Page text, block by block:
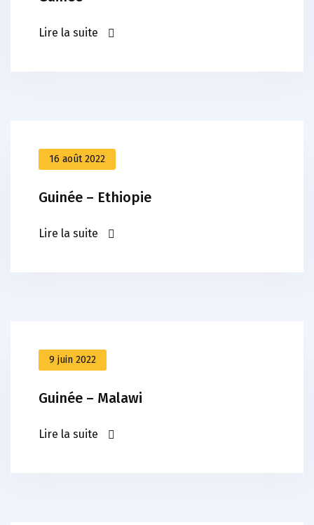
Lire la suite
16 août 2022
Guinée – Ethiopie
Lire la suite
9 juin 2022
Guinée – Malawi
Lire la suite